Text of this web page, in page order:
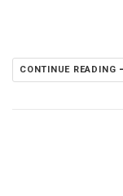
CONTINUE READING